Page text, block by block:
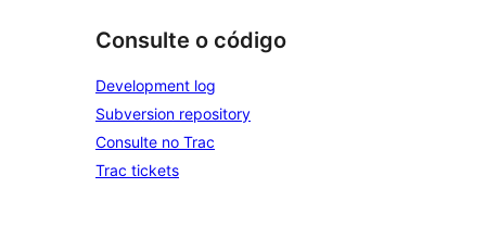
Consulte o código
Development log
Subversion repository
Consulte no Trac
Trac tickets